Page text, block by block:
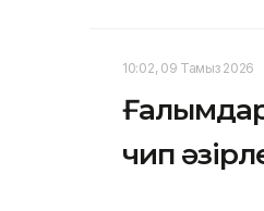
10:02, 09 Тамыз 2026
чип